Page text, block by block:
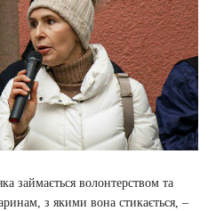
займається волонтерством та
з якими вона стикається, –